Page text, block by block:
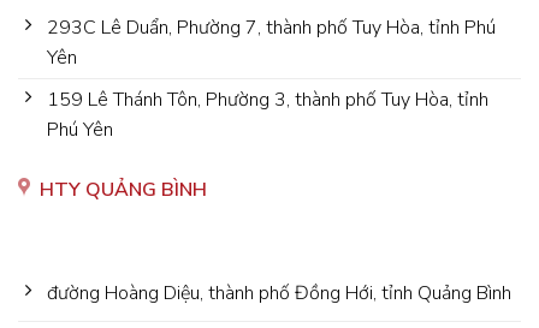
293C Lê Duẩn, Phường 7, thành phố Tuy Hòa, tỉnh Phú
Yên
159 Lê Thánh Tôn, Phường 3, thành phố Tuy Hòa, tỉnh
Phú Yên
HTY QUẢNG BÌNH
đường Hoàng Diệu, thành phố Đồng Hới, tỉnh Quảng Bình